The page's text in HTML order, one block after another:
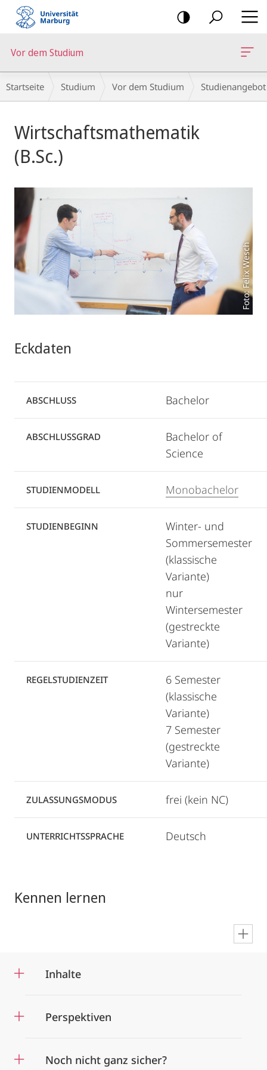
Mobile-
Navigation
Vor dem Studium
Breadcrumb-
Navigation
Startseite Studium Vor dem Studium Studienangebot
Wirtschaftsmathematik
(B.Sc.)
Foto: Felix Wesch
Eckdaten
ABSCHLUSS Bachelor
ABSCHLUSSGRAD
Bachelor of
Science
STUDIENMODELL Monobachelor
STUDIENBEGINN
Winter- und
Sommersemester
(klassische
Variante)
nur
Wintersemester
(gestreckte
Variante)
REGELSTUDIENZEIT
6 Semester
(klassische
Variante)
7 Semester
(gestreckte
Variante)
ZULASSUNGSMODUS frei (kein NC)
UNTERRICHTSSPRACHE Deutsch
Kennen lernen
Inhalte
Perspektiven
Noch nicht ganz sicher?